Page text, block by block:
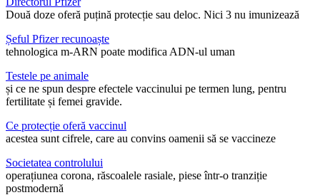
Două doze oferă puțină protecție sau deloc. Nici 3 nu imunizează
Șeful Pfizer recunoaște
tehnologica m-ARN poate modifica ADN-ul uman
Testele pe animale
și ce ne spun despre efectele vaccinului pe termen lung, pentru
fertilitate și femei gravide.
Ce protecție oferă vaccinul
acestea sunt cifrele, care au convins oamenii să se vaccineze
Societatea controlului
operațiunea corona, răscoalele rasiale, piese într-o tranziție
postmodernă